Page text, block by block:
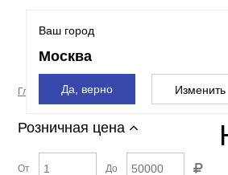
Ваш город
Москва
Да, верно Изменить
Главная страница
Розничная цена
От До